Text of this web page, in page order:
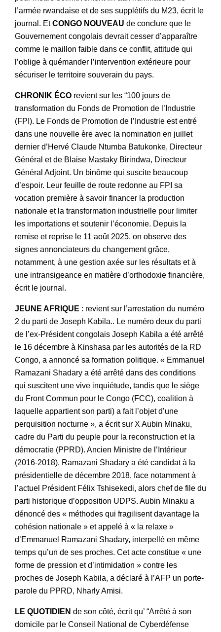
l’armée rwandaise et de ses supplétifs du M23, écrit le
journal. EtCONGO NOUVEAU de conclure que le
Gouvernement congolais devrait cesser d’apparaître
comme le maillon faible dans ce conflit, attitude qui
l’oblige à quémander l’intervention extérieure pour
sécuriser le territoire souverain du pays.
CHRONIK ÉCO revient sur les “100 jours de
transformation du Fonds de Promotion de l’Industrie
(FPI). Le Fonds de Promotion de l’Industrie est entré
dans une nouvelle ère avec la nomination en juillet
dernier d’Hervé Claude Ntumba Batukonke, Directeur
Général et de Blaise Mastaky Birindwa, Directeur
Général Adjoint. Un binôme qui suscite beaucoup
d’espoir. Leur feuille de route redonne au FPI sa
vocation première à savoir financer la production
nationale et la transformation industrielle pour limiter
les importations et soutenir l’économie. Depuis la
remise et reprise le 11 août 2025, on observe des
signes annonciateurs du changement grâce,
notamment, à une gestion axée sur les résultats et à
une intransigeance en matière d’orthodoxie financière,
écrit le journal.
JEUNE AFRIQUE : revient sur l’arrestation du numéro
2 du parti de Joseph Kabila.. Le numéro deux du parti
de l’ex-Président congolais Joseph Kabila a été arrêté
le 16 décembre à Kinshasa par les autorités de la RD
Congo, a annoncé sa formation politique. « Emmanuel
Ramazani Shadary a été arrêté dans des conditions
qui suscitent une vive inquiétude, tandis que le siège
du Front Commun pour le Congo (FCC), coalition à
laquelle appartient son parti) a fait l’objet d’une
perquisition nocturne », a écrit sur X Aubin Minaku,
cadre du Parti du peuple pour la reconstruction et la
démocratie (PPRD). Ancien Ministre de l’Intérieur
(2016-2018), Ramazani Shadary a été candidat à la
présidentielle de décembre 2018, face notamment à
l’actuel Président Félix Tshisekedi, alors chef de file du
parti historique d’opposition UDPS. Aubin Minaku a
dénoncé des « méthodes qui fragilisent davantage la
cohésion nationale » et appelé à « la relaxe »
d’Emmanuel Ramazani Shadary, interpellé en même
temps qu’un de ses proches. Cet acte constitue « une
forme de pression et d’intimidation » contre les
proches de Joseph Kabila, a déclaré à l’AFP un porte-
parole du PPRD, Nharly Amisi.
LE QUOTIDIEN de son côté, écrit qu’ “Arrêté à son
domicile par le Conseil National de Cyberdéfense